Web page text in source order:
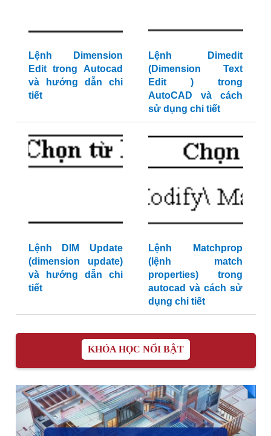
Lệnh Dimension
Edit trong Autocad
và hướng dẫn chi
tiết
Lệnh Dimedit
(Dimension Text
Edit ) trong
AutoCAD và cách
sử dụng chi tiết
Lệnh DIM Update
(dimension update)
và hướng dẫn chi
tiết
Lệnh Matchprop
(lệnh match
properties) trong
autocad và cách sử
dụng chi tiết
KHÓA HỌC NỔI BẬT